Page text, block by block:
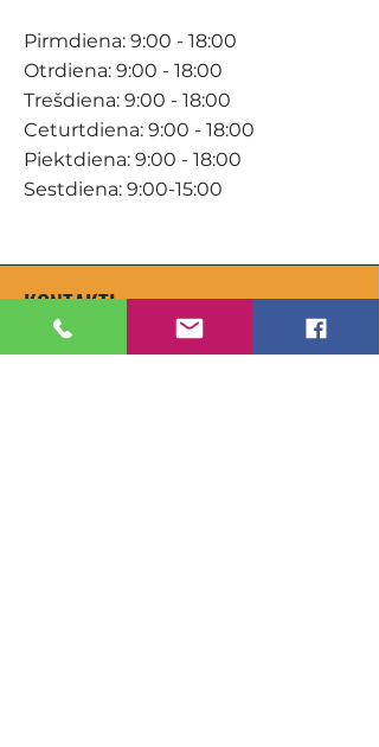
Pirmdiena: 9:00 - 18:00
Otrdiena: 9:00 - 18:00
Trešdiena: 9:00 - 18:00
Ceturtdiena: 9:00 - 18:00
Piektdiena: 9:00 - 18:00
Sestdiena: 9:00-15:00
KONTAKTI
Veikals / E-veikals